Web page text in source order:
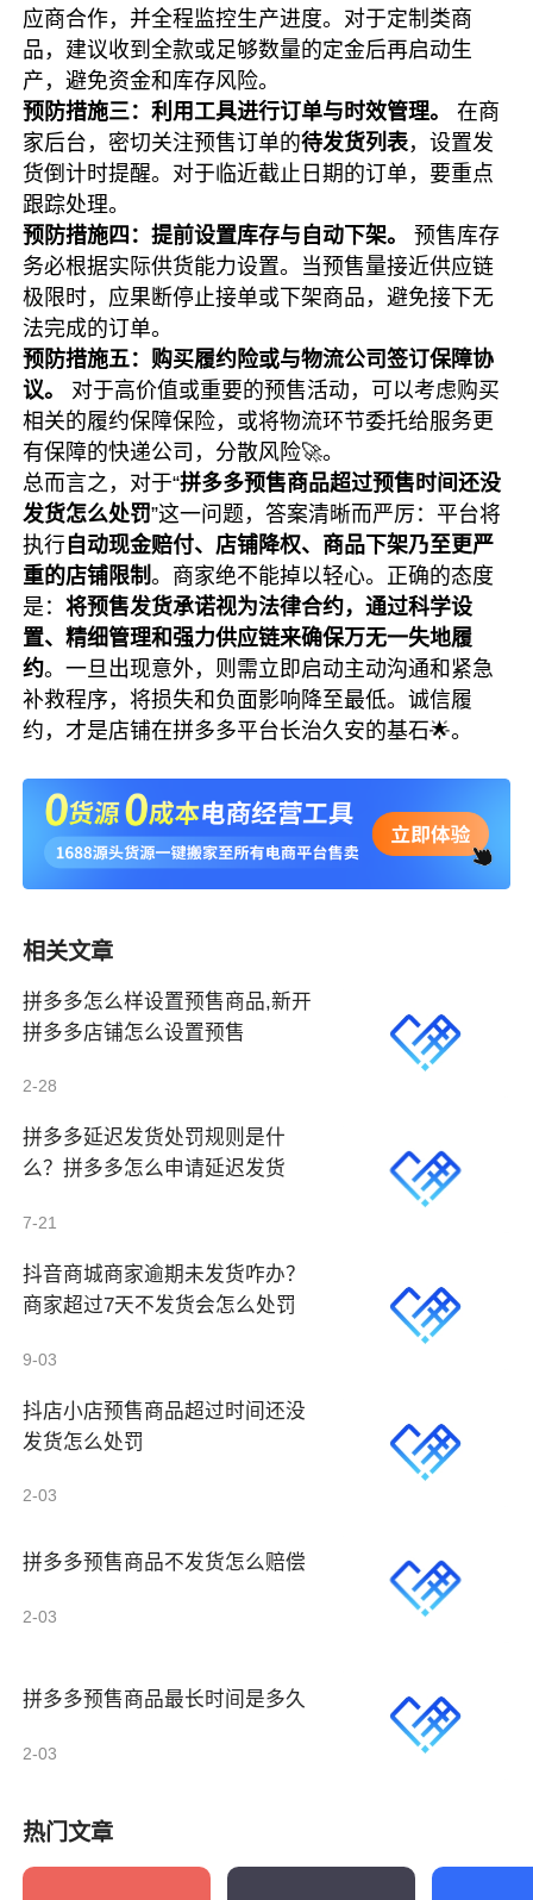
应商合作，并全程监控生产进度。对于定制类商
品，建议收到全款或足够数量的定金后再启动生
产，避免资金和库存风险。
预防措施三：利用工具进行订单与时效管理。
在商
家后台，密切关注预售订单的待发货列表，设置发
货倒计时提醒。对于临近截止日期的订单，要重点
跟踪处理。
预防措施四：提前设置库存与自动下架。
预售库存
务必根据实际供货能力设置。当预售量接近供应链
极限时，应果断停止接单或下架商品，避免接下无
法完成的订单。
预防措施五：购买履约险或与物流公司签订保障协
议。
对于高价值或重要的预售活动，可以考虑购买
相关的履约保障保险，或将物流环节委托给服务更
有保障的快递公司，分散风险🚀。
总而言之，对于“拼多多预售商品超过预售时间还没
发货怎么处罚”这一问题，答案清晰而严厉：平台将
执行 自动现金赔付、店铺降权、商品下架乃至更严
重的店铺限制。商家绝不能掉以轻心。正确的态度
是：将预售发货承诺视为法律合约，通过科学设
置、精细管理和强力供应链来确保万无一失地履
约。一旦出现意外，则需立即启动主动沟通和紧急
补救程序，将损失和负面影响降至最低。诚信履
约，才是店铺在拼多多平台长治久安的基石🌟。
相关文章
拼多多怎么样设置预售商品,新开
拼多多店铺怎么设置预售
2-28
拼多多延迟发货处罚规则是什
么？拼多多怎么申请延迟发货
7-21
抖音商城商家逾期未发货咋办？
商家超过7天不发货会怎么处罚
9-03
抖店小店预售商品超过时间还没
发货怎么处罚
2-03
拼多多预售商品不发货怎么赔偿
2-03
拼多多预售商品最长时间是多久
2-03
热门文章